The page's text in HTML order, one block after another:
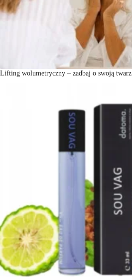
Lifting wolumetryczny – zadbaj o swoją twarz